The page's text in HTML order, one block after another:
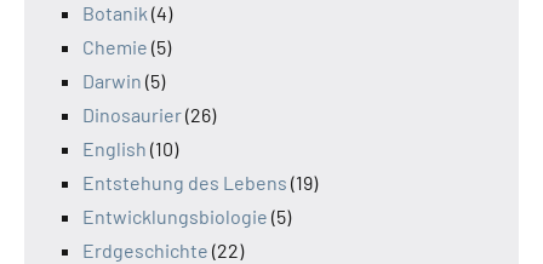
Botanik (4)
Chemie (5)
Darwin (5)
Dinosaurier(26)
English (10)
Entstehung des Lebens (19)
Entwicklungsbiologie (5)
Erdgeschichte (22)